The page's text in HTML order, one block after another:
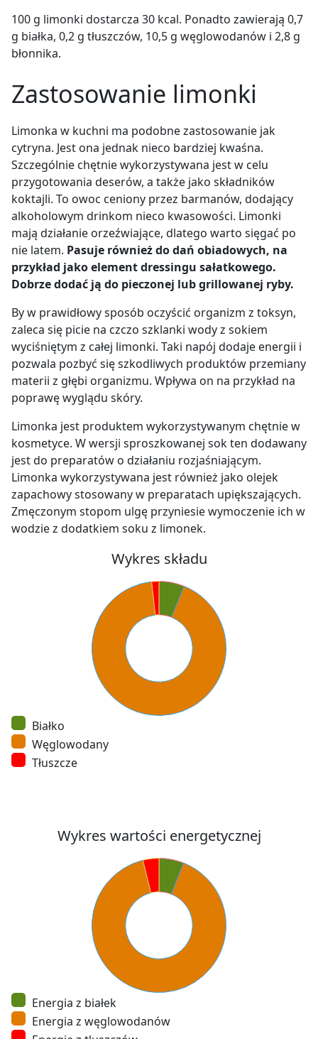
100 g limonki dostarcza 30 kcal. Ponadto zawierają 0,7
g białka, 0,2 g tłuszczów, 10,5 g węglowodanów i 2,8 g
błonnika.
Zastosowanie limonki
Limonka w kuchni ma podobne zastosowanie jak
cytryna. Jest ona jednak nieco bardziej kwaśna.
Szczególnie chętnie wykorzystywana jest w celu
przygotowania deserów, a także jako składników
koktajli. To owoc ceniony przez barmanów, dodający
alkoholowym drinkom nieco kwasowości. Limonki
mają działanie orzeźwiające, dlatego warto sięgać po
nie latem. Pasuje również do dań obiadowych, na
przykład jako element dressingu sałatkowego.
Dobrze dodać ją do pieczonej lub grillowanej ryby.
By w prawidłowy sposób oczyścić organizm z toksyn,
zaleca się picie na czczo szklanki wody z sokiem
wyciśniętym z całej limonki. Taki napój dodaje energii i
pozwala pozbyć się szkodliwych produktów przemiany
materii z głębi organizmu. Wpływa on na przykład na
poprawę wyglądu skóry.
Limonka jest produktem wykorzystywanym chętnie w
kosmetyce. W wersji sproszkowanej sok ten dodawany
jest do preparatów o działaniu rozjaśniającym.
Limonka wykorzystywana jest również jako olejek
zapachowy stosowany w preparatach upiększających.
Zmęczonym stopom ulgę przyniesie wymoczenie ich w
wodzie z dodatkiem soku z limonek.
Wykres składu
Białko
Węglowodany
Tłuszcze
Wykres wartości energetycznej
Energia z białek
Energia z węglowodanów